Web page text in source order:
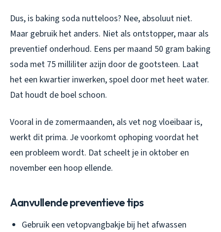
Dus, is baking soda nutteloos? Nee, absoluut niet.
Maar gebruik het anders. Niet als ontstopper, maar als
preventief onderhoud. Eens per maand 50 gram baking
soda met 75 milliliter azijn door de gootsteen. Laat
het een kwartier inwerken, spoel door met heet water.
Dat houdt de boel schoon.
Vooral in de zomermaanden, als vet nog vloeibaar is,
werkt dit prima. Je voorkomt ophoping voordat het
een probleem wordt. Dat scheelt je in oktober en
november een hoop ellende.
Aanvullende preventieve tips
Gebruik een vetopvangbakje bij het afwassen